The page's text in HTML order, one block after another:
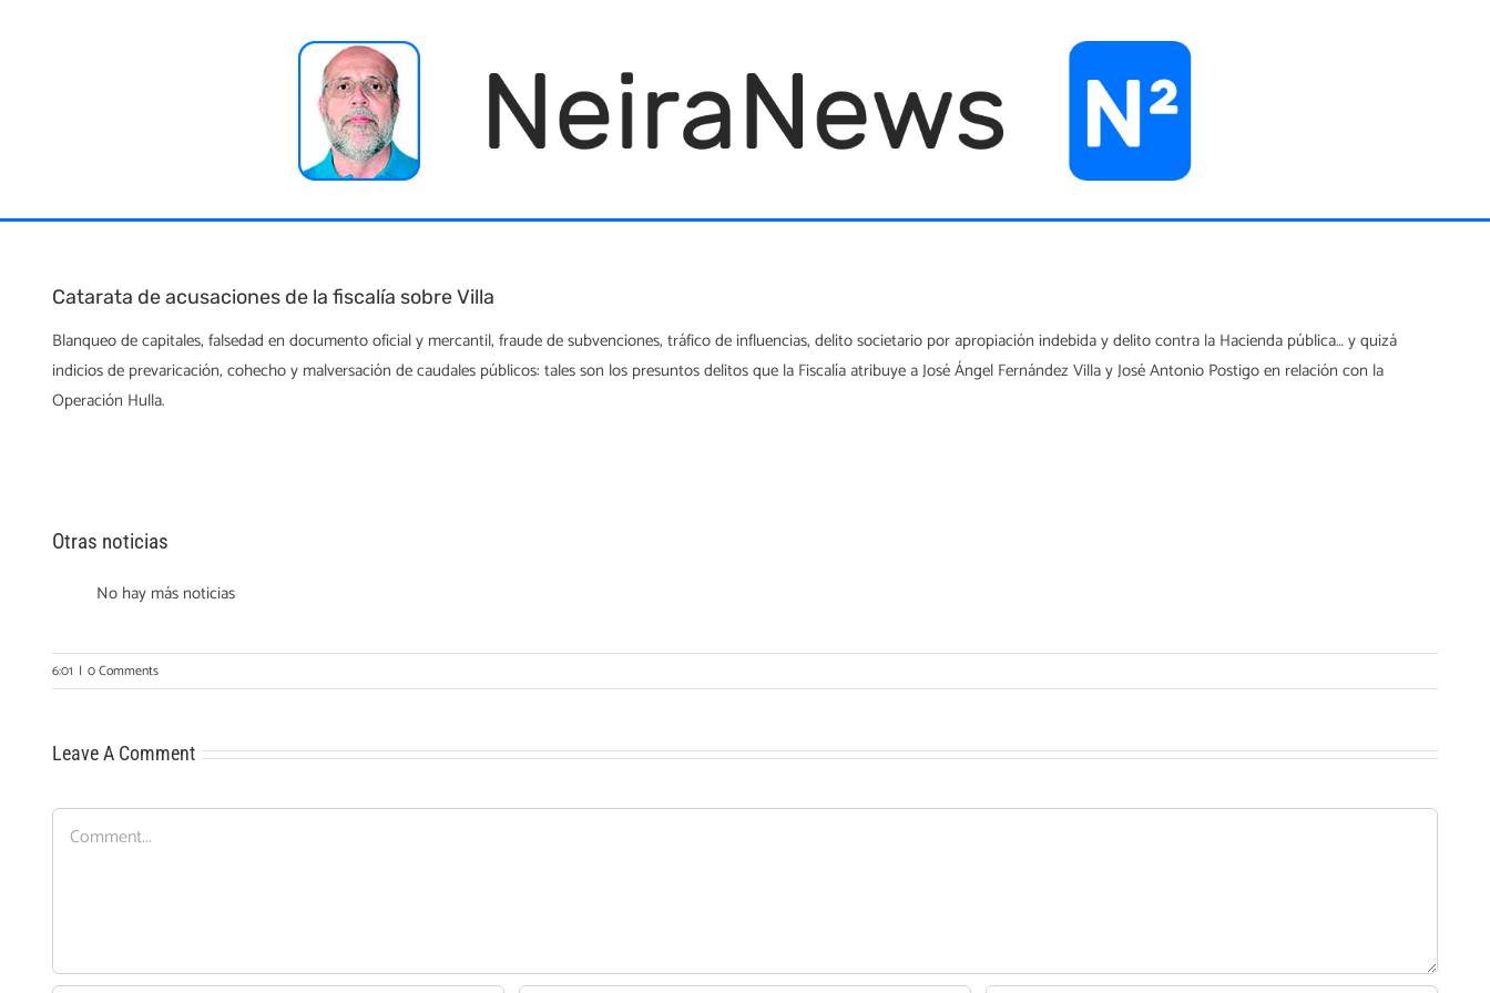
Catarata de acusaciones de la fiscalía sobre Villa
Blanqueo de capitales, falsedad en documento oficial y mercantil, fraude de subvenciones, tráfico de influencias, delito societario por apropiación indebida y delito contra la Hacienda pública… y quizá
indicios de prevaricación, cohecho y malversación de caudales públicos: tales son los presuntos delitos que la Fiscalía atribuye a José Ángel Fernández Villa y José Antonio Postigo en relación con la
Operación Hulla.
Otras noticias
No hay más noticias
6:01 | 0 Comments
Leave A Comment
Comment